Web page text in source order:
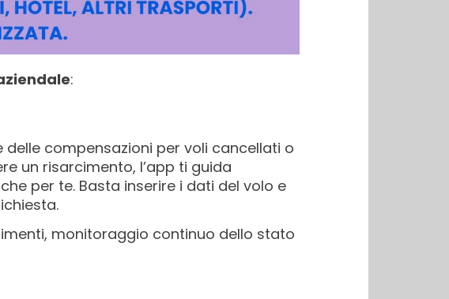
:
delle compensazioni per voli cancellati o
un risarcimento, l’app ti guida
per te. Basta inserire i dati del volo e
monitoraggio continuo dello stato